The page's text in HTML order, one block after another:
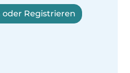
Registrieren